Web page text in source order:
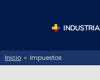
INDUSTRIA
Inicio » Impuestos